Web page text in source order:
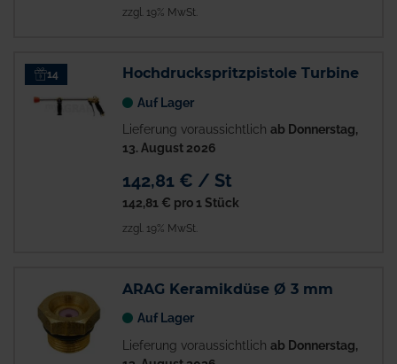
zzgl. 19% MwSt.
14 Hochdruckspritzpistole Turbine
Auf Lager
Lieferung voraussichtlich ab Donnerstag,
13. August 2026
142,81 € / St
142,81 € pro 1 Stück
zzgl. 19% MwSt.
ARAG Keramikdüse Ø 3 mm
Auf Lager
Lieferung voraussichtlich ab Donnerstag,